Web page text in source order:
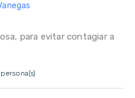
para evitar contagiar a